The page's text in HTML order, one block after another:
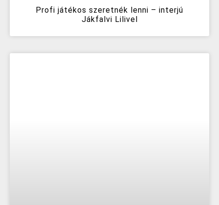
Profi játékos szeretnék lenni – interjú
Jákfalvi Lilivel